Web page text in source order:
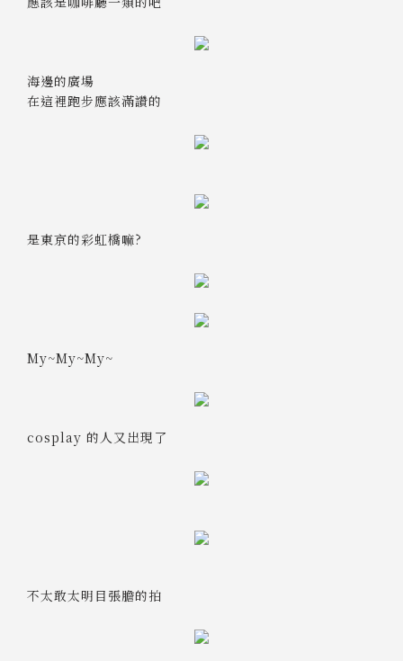
海邊的廣場
在這裡跑步應該滿讚的
是東京的彩虹橋嘛?
My~My~My~
cosplay 的人又出現了
不太敢太明目張膽的拍